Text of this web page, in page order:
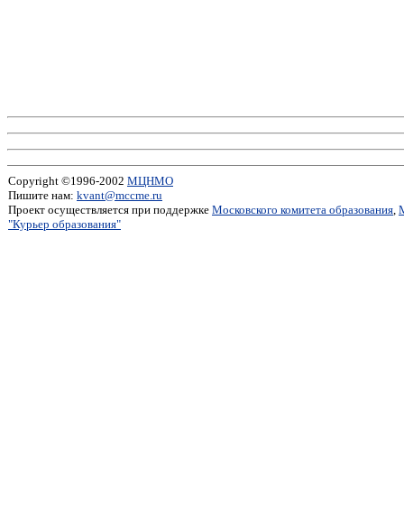
Copyright ©1996-2002 МЦНМО
Пишите нам: kvant@mccme.ru
Проект осуществляется при поддержке Московского комитета образования,
"Курьер образования"